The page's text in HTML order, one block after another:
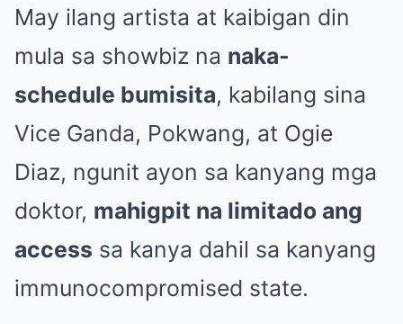
May ilang artista at kaibigan din
mula sa showbiz na naka-
schedule bumisita, kabilang sina
Vice Ganda, Pokwang, at Ogie
Diaz, ngunit ayon sa kanyang mga
doktor, mahigpit na limitado ang
access sa kanya dahil sa kanyang
immunocompromised state.